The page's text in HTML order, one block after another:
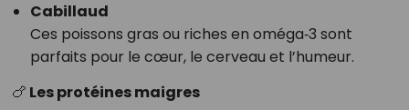
Cabillaud
Ces poissons gras ou riches en oméga‑3 sont
parfaits pour le cœur, le cerveau et l’humeur.
🍗 Les protéines maigres